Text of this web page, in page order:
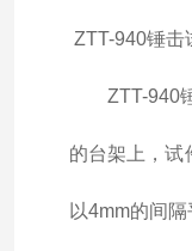
ZTT-940锤击
ZTT-940
的台架上，试
以4mm的间